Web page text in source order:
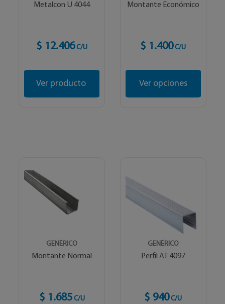
Metalcon U 4044
$ 12.406 C/U
Ver producto
Montante Económico
$ 1.400 C/U
Ver opciones
GENÉRICO
Montante Normal
$ 1.685 C/U
GENÉRICO
Perfil AT 4097
$ 940 C/U